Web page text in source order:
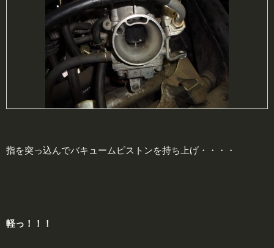
指を突っ込んでバキュームピストンを持ち上げ・・・・
軽っ！！！